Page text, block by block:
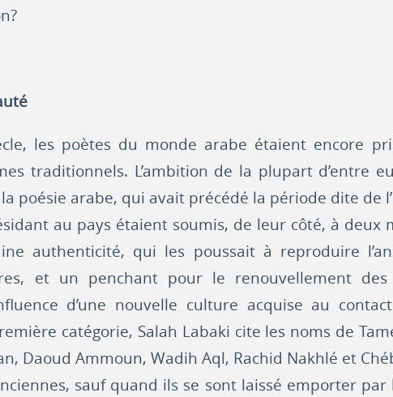
les poètes du monde arabe étaient encore
traditionnels. L’ambition de la plupart d’entre
poésie arabe, qui avait précédé la période dite de
au pays étaient soumis, de leur côté, à deux
authenticité, qui les poussait à reproduire
et un penchant pour le renouvellement
d’une nouvelle culture acquise au
catégorie, Salah Labaki cite les noms de
Daoud Ammoun, Wadih Aql, Rachid Nakhlé et
sauf quand ils se sont laissé emporter